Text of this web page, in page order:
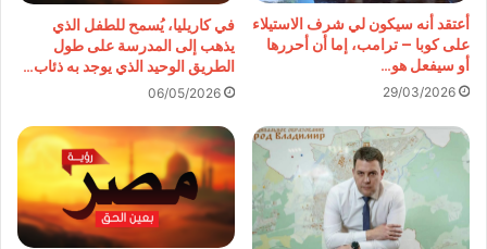
أعتقد أنه سيكون لي شرف الاستيلاء
على كوبا – ترامب، إما أن أحررها
أو سيفعل هو…
29/03/2026
في كاريليا، يُسمح للطفل الذي
يذهب إلى المدرسة على طول
الطريق الوحيد الذي يوجد به ذئاب…
06/05/2026